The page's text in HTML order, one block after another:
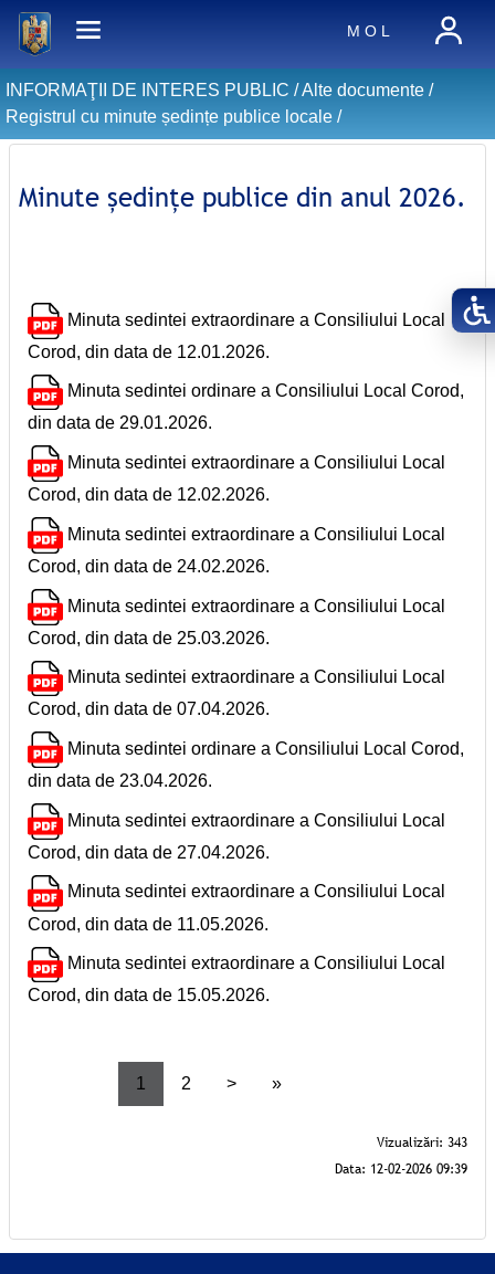
M O L
INFORMAŢII DE INTERES PUBLIC /Alte documente/
Registrul cu minute ședințe publice locale/
Minute ședințe publice din anul 2026.
Minuta sedintei extraordinare a Consiliului Local
Corod, din data de 12.01.2026.
Minuta sedintei ordinare a Consiliului Local Corod,
din data de 29.01.2026.
Minuta sedintei extraordinare a Consiliului Local
Corod, din data de 12.02.2026.
Minuta sedintei extraordinare a Consiliului Local
Corod, din data de 24.02.2026.
Minuta sedintei extraordinare a Consiliului Local
Corod, din data de 25.03.2026.
Minuta sedintei extraordinare a Consiliului Local
Corod, din data de 07.04.2026.
Minuta sedintei ordinare a Consiliului Local Corod,
din data de 23.04.2026.
Minuta sedintei extraordinare a Consiliului Local
Corod, din data de 27.04.2026.
Minuta sedintei extraordinare a Consiliului Local
Corod, din data de 11.05.2026.
Minuta sedintei extraordinare a Consiliului Local
Corod, din data de 15.05.2026.
1 2 > »